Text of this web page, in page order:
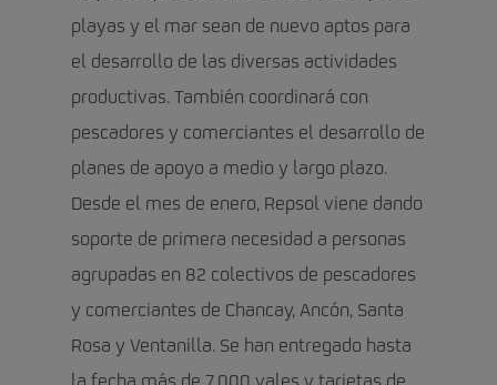
playas y el mar sean de nuevo aptos para
el desarrollo de las diversas actividades
productivas. También coordinará con
pescadores y comerciantes el desarrollo de
planes de apoyo a medio y largo plazo.
Desde el mes de enero, Repsol viene dando
soporte de primera necesidad a personas
agrupadas en 82 colectivos de pescadores
y comerciantes de Chancay, Ancón, Santa
Rosa y Ventanilla. Se han entregado hasta